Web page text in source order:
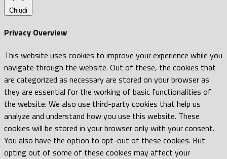
Chiudi
Privacy Overview
This website uses cookies to improve your experience while you
navigate through the website. Out of these, the cookies that
are categorized as necessary are stored on your browser as
they are essential for the working of basic functionalities of
the website. We also use third-party cookies that help us
analyze and understand how you use this website. These
cookies will be stored in your browser only with your consent.
You also have the option to opt-out of these cookies. But
opting out of some of these cookies may affect your